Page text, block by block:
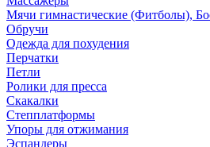
Мячи гимнастические (Фитболы),
Обручи
Одежда для похудения
Перчатки
Петли
Ролики для пресса
Скакалки
Степплатформы
Упоры для отжимания
Эспандеры